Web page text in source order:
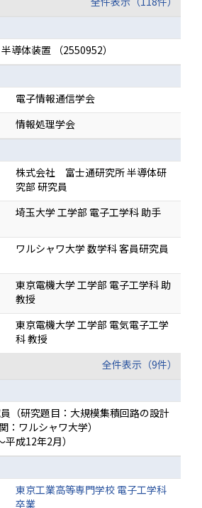
半導体装置 （2550952）
電子情報通信学会
情報処理学会
株式会社 富士通研究所 半導体研
究部 研究員
埼玉大学 工学部 電子工学科 助手
ワルシャワ大学 数学科 客員研究員
東京電機大学 工学部 電子工学科 助
教授
東京電機大学 工学部 電気電子工学
科 教授
全件表示（9件）
（研究題目：大規模集積回路の設計
：ワルシャワ大学）
成12年2月）
東京工業高等専門学校 電子工学科
卒業